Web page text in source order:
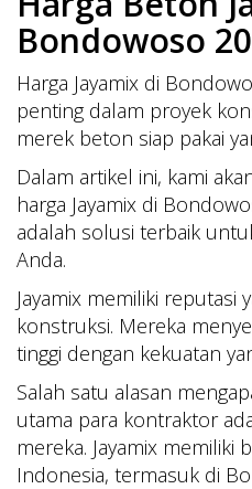
Bondowoso
Harga Jayamix di
penting dalam proyek
merek beton siap pakai
Dalam artikel ini, kami
harga Jayamix di
adalah solusi terbaik
Anda.
Jayamix memiliki reputasi
konstruksi. Mereka
tinggi dengan kekuatan
Salah satu alasan
utama para kontraktor
mereka. Jayamix memiliki
Indonesia, termasuk di